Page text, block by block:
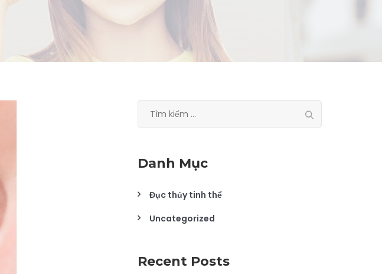
Danh Mục
Đục thủy tinh thể
Uncategorized
Recent Posts